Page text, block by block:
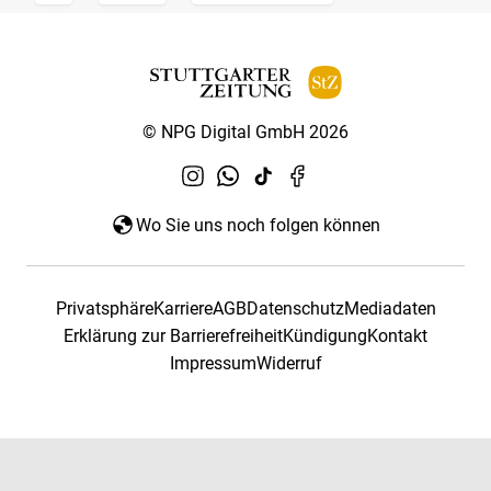
© NPG Digital GmbH 2026
Wo Sie uns noch folgen können
PrivatsphäreKarriereAGBDatenschutzMediadaten
Erklärung zur BarrierefreiheitKündigungKontakt
ImpressumWiderruf